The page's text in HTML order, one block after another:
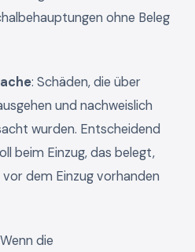
ohne Beleg
: Schäden, die über
und nachweislich
wurden. Entscheidend
beim Einzug, das belegt,
dem Einzug vorhanden
die